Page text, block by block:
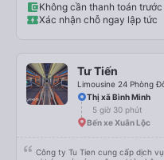
Không cần thanh toán trước
Xác nhận chỗ ngay lập tức
Tư Tiến
Limousine 24 Phòng
Thị xã Bình Minh
5 giờ 30 phút
Bến xe Xuân Lộc
Công ty Tu Tien cung cấp dịch